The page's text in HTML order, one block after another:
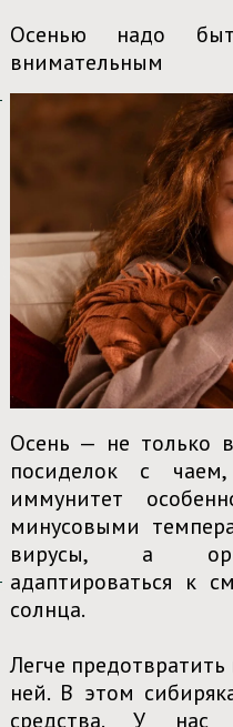
Осенью надо
внимательным
Осень — не только
посиделок с
иммунитет
минусовыми
вирусы, а
адаптироваться к
солнца.
Легче
ней. В этом
средства. У нас